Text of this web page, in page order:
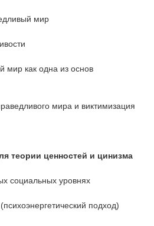
мир
мир как одна из основ
мира и виктимизация
теории ценностей и цинизма
социальных уровнях
подход)